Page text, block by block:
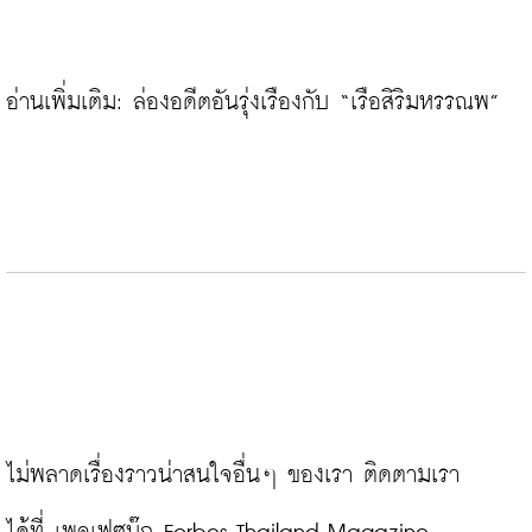
อ่านเพิ่มเติม: ล่องอดีตอันรุ่งเรืองกับ “เรือสิริมหรรณพ”
ไม่พลาดเรื่องราวน่าสนใจอื่นๆ ของเรา ติดตามเรา